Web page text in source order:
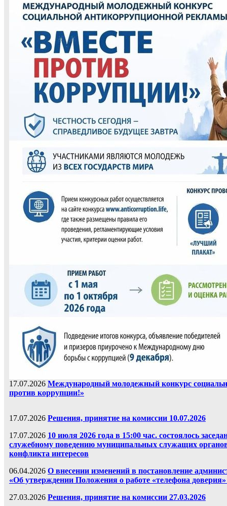
17.07.2026 Международный молодежный конкурс
против коррупции!»
17.07.2026 Решения, принятие на комиссии 10.07.2026
17.07.2026 10 июля 2026 года в 15:00 час. состоялось
служебному поведению муниципальных служащих
конфликта интересов
06.04.2026 О внесении изменений в постановление
«Об утверждении Положения о работе «телефона
27.03.2026 Решения, принятие на комиссии 27.03.2026